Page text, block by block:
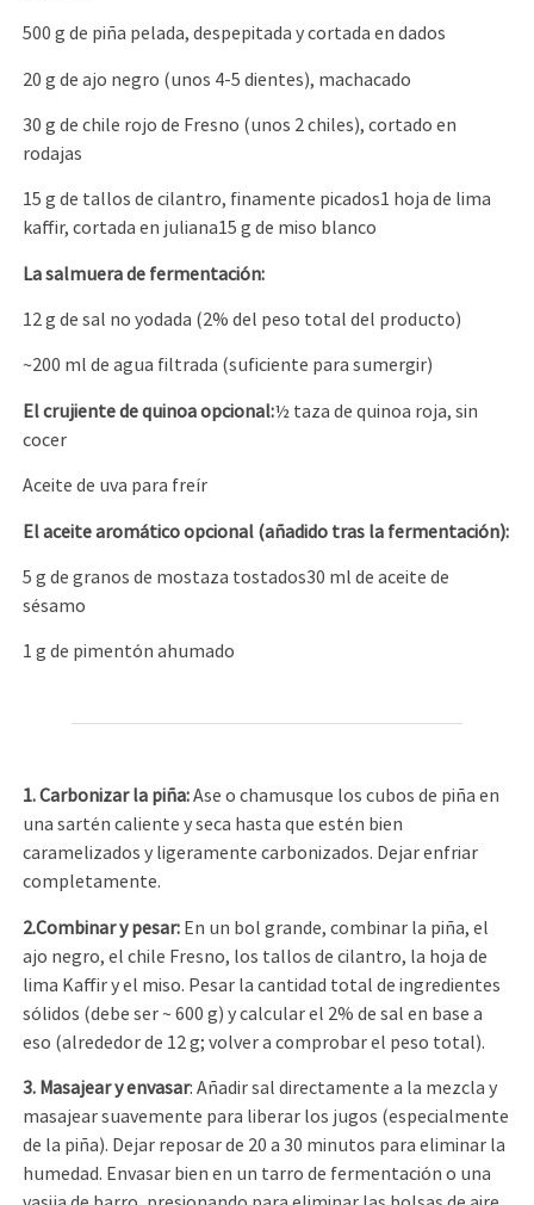
500 g de piña pelada, despepitada y cortada en dados
20 g de ajo negro (unos 4-5 dientes), machacado
30 g de chile rojo de Fresno (unos 2 chiles), cortado en
rodajas
15 g de tallos de cilantro, finamente picados1 hoja de lima
kaffir, cortada en juliana15 g de miso blanco
La salmuera de fermentación:
12 g de sal no yodada (2% del peso total del producto)
~200 ml de agua filtrada (suficiente para sumergir)
El crujiente de quinoa opcional:½ taza de quinoa roja, sin
cocer
Aceite de uva para freír
El aceite aromático opcional (añadido tras la fermentación):
5 g de granos de mostaza tostados30 ml de aceite de
sésamo
1 g de pimentón ahumado
1. Carbonizar la piña:Ase o chamusque los cubos de piña en
una sartén caliente y seca hasta que estén bien
caramelizados y ligeramente carbonizados. Dejar enfriar
completamente.
2.Combinar y pesar: En un bol grande, combinar la piña, el
ajo negro, el chile Fresno, los tallos de cilantro, la hoja de
lima Kaffir y el miso. Pesar la cantidad total de ingredientes
sólidos (debe ser ~ 600 g) y calcular el 2% de sal en base a
eso (alrededor de 12 g; volver a comprobar el peso total).
3. Masajear y envasar: Añadir sal directamente a la mezcla y
masajear suavemente para liberar los jugos (especialmente
de la piña). Dejar reposar de 20 a 30 minutos para eliminar la
humedad. Envasar bien en un tarro de fermentación o una